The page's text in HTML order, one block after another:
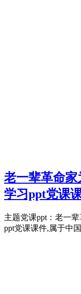
老一辈革命家
学习ppt党课
主题党课ppt：老一
ppt党课课件,属于中